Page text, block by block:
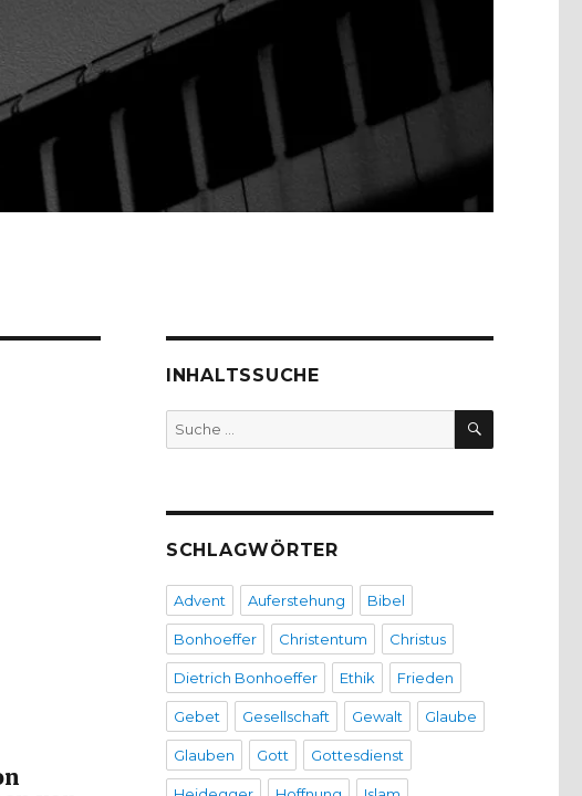
INHALTSSUCHE
Suche
nach:
SUCHEN
SCHLAGWÖRTER
Advent Auferstehung Bibel
Bonhoeffer Christentum Christus
Dietrich Bonhoeffer Ethik Frieden
Gebet Gesellschaft Gewalt Glaube
Glauben Gott Gottesdienst